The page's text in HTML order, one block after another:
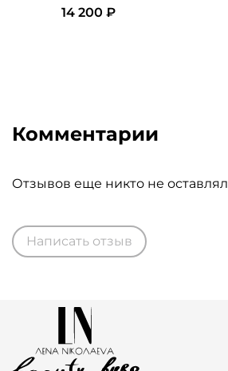
14 200 ₽
Комментарии
Отзывов еще никто не оставлял
Написать отзыв